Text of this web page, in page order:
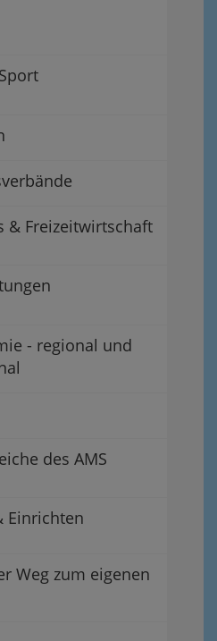
& Freizeitwirtschaft
- regional und
des AMS
Einrichten
Weg zum eigenen